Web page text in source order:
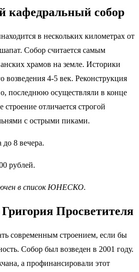
кафедральный собор
в нескольких километрах от
Собор считается самым
храмов на земле. Историки
возведения 4-5 век. Реконструкция
последнюю осуществляли в конце
строение отличается строгой
с острыми пиками.
до 8 вечера.
рублей.
в список ЮНЕСКО.
Просветителя
современным строением, если бы
Собор был возведен в 2001 году.
а профинансировали этот